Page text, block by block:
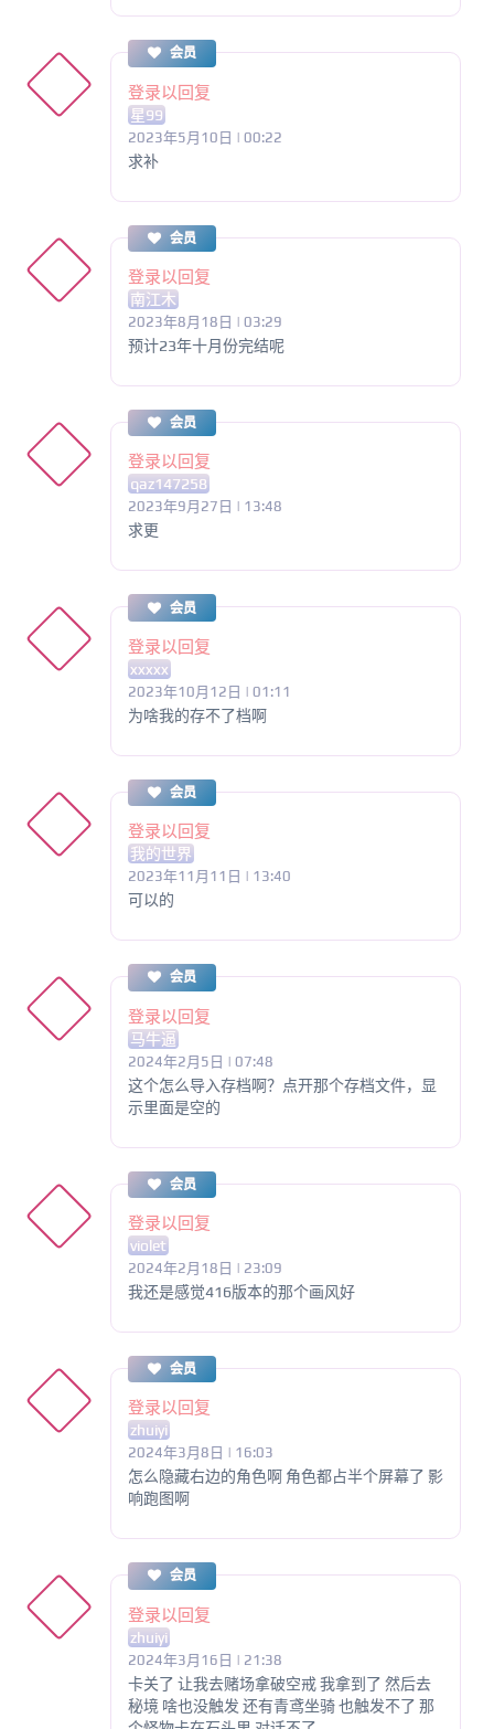
会员
登录以回复
星99
2023年5月10日 | 00:22
求补
会员
登录以回复
南江木
2023年8月18日 | 03:29
预计23年十月份完结呢
会员
登录以回复
qaz147258
2023年9月27日 | 13:48
求更
会员
登录以回复
xxxxx
2023年10月12日 | 01:11
为啥我的存不了档啊
会员
登录以回复
我的世界
2023年11月11日 | 13:40
可以的
会员
登录以回复
马牛逼
2024年2月5日 | 07:48
这个怎么导入存档啊？点开那个存档文件，显
示里面是空的
会员
登录以回复
violet
2024年2月18日 | 23:09
我还是感觉416版本的那个画风好
会员
登录以回复
zhuiyi
2024年3月8日 | 16:03
怎么隐藏右边的角色啊 角色都占半个屏幕了 影
响跑图啊
会员
登录以回复
zhuiyi
2024年3月16日 | 21:38
卡关了 让我去赌场拿破空戒 我拿到了 然后去
秘境 啥也没触发 还有青鸢坐骑 也触发不了 那